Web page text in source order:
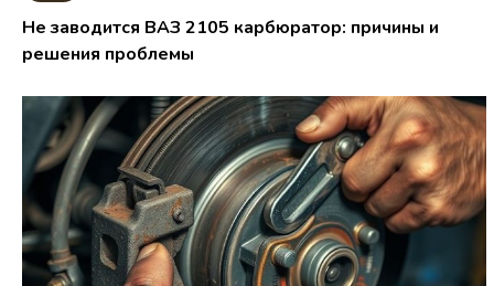
Не заводится ВАЗ 2105 карбюратор: причины и
решения проблемы